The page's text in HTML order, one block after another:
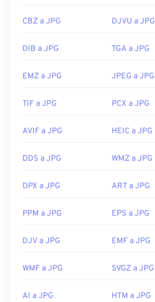
CBZ a JPG DJVU a JPG
DIB a JPG TGA a JPG
EMZ a JPG JPEG a JPG
TIF a JPG PCX a JPG
AVIF a JPG HEIC a JPG
DDS a JPG WMZ a JPG
DPX a JPG ART a JPG
PPM a JPG EPS a JPG
DJV a JPG EMF a JPG
WMF a JPG SVGZ a JPG
AI a JPG HTM a JPG